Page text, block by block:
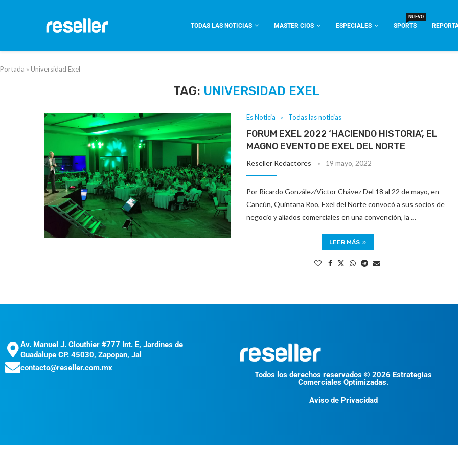
TODAS LAS NOTICIAS MASTER CIOS ESPECIALES SPORTS
NUEVO
Portada » Universidad Exel
TAG: UNIVERSIDAD EXEL
Es Noticia Todas las noticias
FORUM EXEL 2022 ‘HACIENDO HISTORIA’, EL
MAGNO EVENTO DE EXEL DEL NORTE
Reseller Redactores 19 mayo, 2022
Por Ricardo González/Victor Chávez Del 18 al 22 de mayo, en
Cancún, Quintana Roo, Exel del Norte convocó a sus socios de
negocio y aliados comerciales en una convención, la …
LEER MÁS
Av. Manuel J. Clouthier #777 Int. E, Jardines de
Guadalupe CP. 45030, Zapopan, Jal
contacto@reseller.com.mx
Todos los derechos reservados © 2026 Estrategias
Comerciales Optimizadas.
Aviso de Privacidad